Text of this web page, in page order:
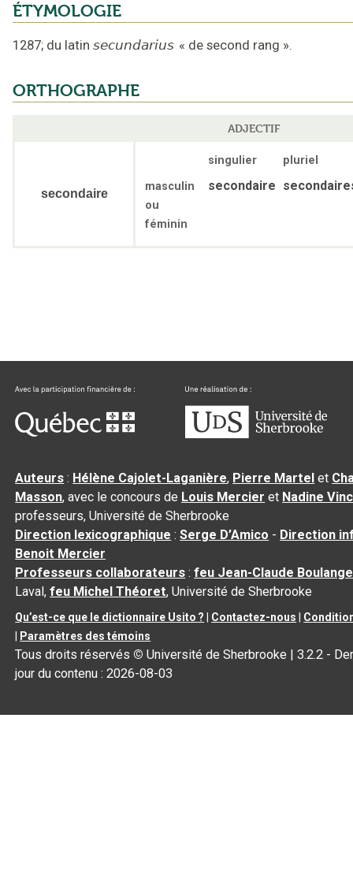
ÉTYMOLOGIE
1287; du latin secundarius « de second rang ».
ORTHOGRAPHE
ADJECTIF
secondaire
singulier
pluriel
masculin
ou
féminin
secondaire
Auteurs : Hélène Cajolet-Laganière, Pierre Martel et
Masson, avec le concours de Louis Mercier et Nadine
professeurs, Université de Sherbrooke
Direction lexicographique :Serge D’Amico - Direction
Benoit Mercier
Professeurs collaborateurs :feu Jean-Claude
Laval,feu Michel Théoret, Université de Sherbrooke
Qu’est-ce que le dictionnaire Usito ? Contactez-nous
Paramètres des témoins
Tous droits réservés © Université de Sherbrooke |3.2.2 -
jour du contenu :2026-08-03